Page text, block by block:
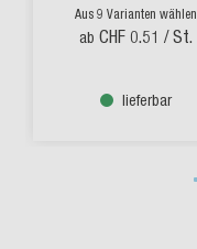
Aus 9 Varianten wählen
ab CHF 0.51 / St.
lieferbar